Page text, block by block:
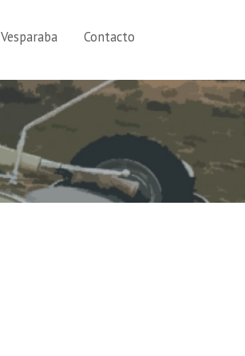
Vesparaba Contacto